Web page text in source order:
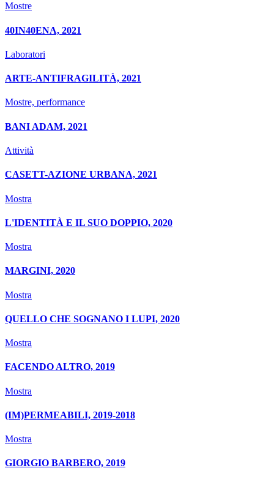
Mostre
40IN40ENA, 2021
Laboratori
ARTE-ANTIFRAGILITÀ, 2021
Mostre, performance
BANI ADAM, 2021
Attività
CASETT-AZIONE URBANA, 2021
Mostra
L'IDENTITÀ E IL SUO DOPPIO, 2020
Mostra
MARGINI, 2020
Mostra
QUELLO CHE SOGNANO I LUPI, 2020
Mostra
FACENDO ALTRO, 2019
Mostra
(IM)PERMEABILI, 2019-2018
Mostra
GIORGIO BARBERO, 2019